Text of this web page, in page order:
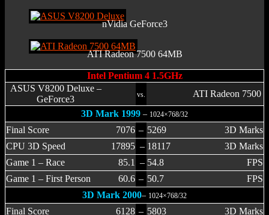
nVidia GeForce3
ATI Radeon 7500 64MB
Intel Pentium 4 1.5GHz
ASUS V8200 Deluxe –
GeForce3
vs.
ATI Radeon 7500
3D Mark 1999 – 1024×768/32
Final Score 7076 – 5269
3D Marks
CPU 3D Speed
17895 – 18117
3D Marks
Game 1 – Race
85.1 – 54.8
FPS
Game 1 – First Person
60.6 – 50.7
FPS
3D Mark 2000– 1024×768/32
Final Score 6128 – 5803
3D Marks